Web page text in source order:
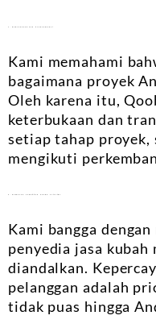
Kami memahami
bagaimana proyek
Oleh karena itu,
keterbukaan dan
setiap tahap proyek,
mengikuti
Kami bangga
penyedia jasa kubah
diandalkan.
pelanggan adalah
tidak puas hingga